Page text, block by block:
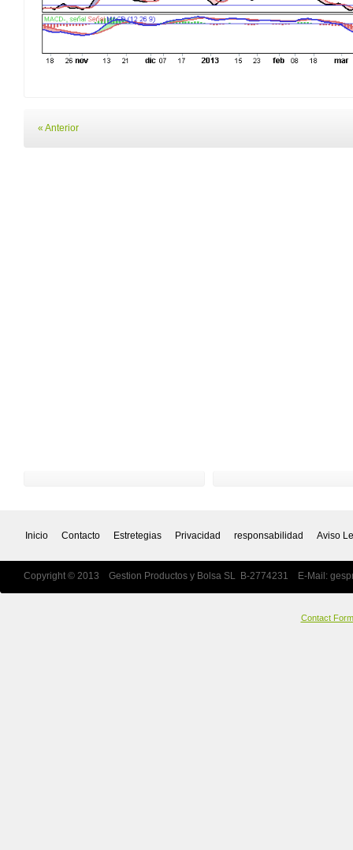
« Anterior
Inicio Contacto Estretegias Privacidad responsabilidad Aviso
Copyright © 2013 Gestion Productos y Bolsa SL B-2774231 E-Mail:
Contact Form